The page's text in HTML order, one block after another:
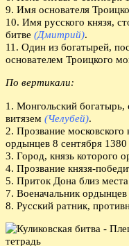
9. Имя основателя
10. Имя русского князя,
битве (Дмитрий).
11. Один из богатырей,
основателем Троицкого
По вертикали:
1. Монгольский богатырь,
витязем (Челубей).
2. Прозвание московского
ордынцев 8 сентября 1380
3. Город, князь которого
4. Прозвание князя-
5. Приток Дона близ
7. Военачальник ордынцев
8. Русский ратник,